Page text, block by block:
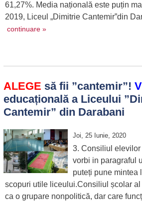
61,27%. Media națională este puțin
2019, Liceul „Dimitrie Cantemir”din
continuare »
ALEGE să fii ”cantemir”!
educațională a Liceului
Cantemir” din Darabani
Joi, 25 Iunie, 2020
3. Consiliul
vorbi in paragraful
puteți pune mintea
scopuri utile liceului.Consiliul școlar
ca o grupare nonpolitică, dar care